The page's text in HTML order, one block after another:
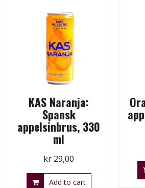
KAS Naranja:
Spansk
appelsinbrus, 330
ml
kr 29,00
Add to cart